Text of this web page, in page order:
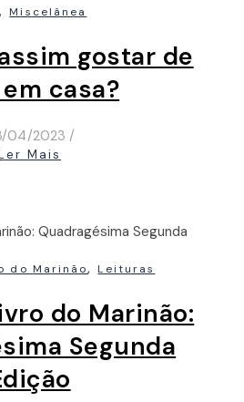
,Miscelânea
gostar de
casa?
04/2023 /
Mais
do Marinão,Leituras
do Marinão:
Segunda